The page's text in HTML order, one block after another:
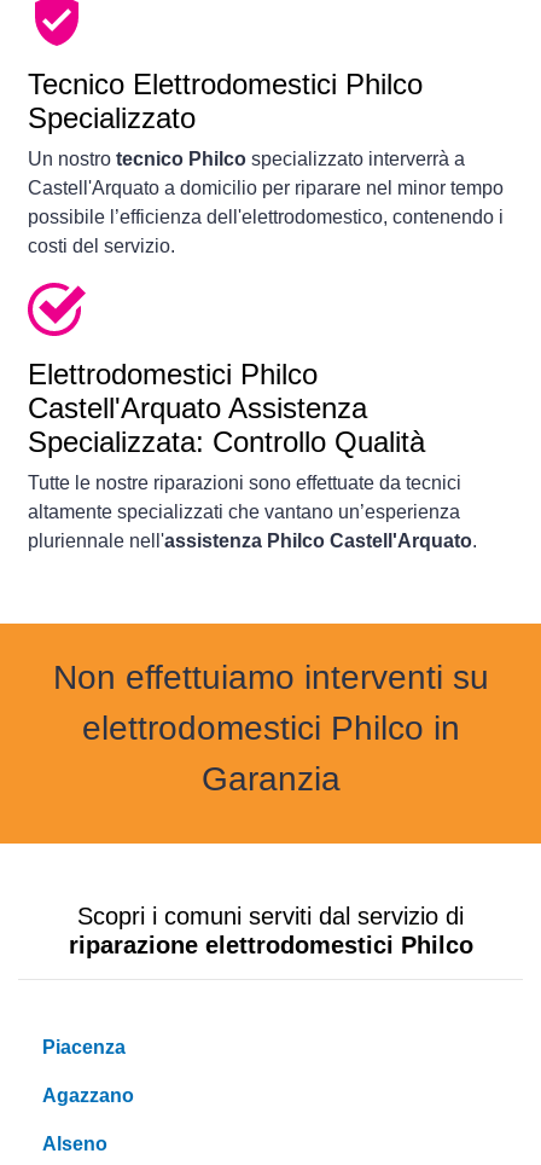
Tecnico Elettrodomestici Philco
Specializzato
Un nostro tecnico Philco specializzato interverrà a
Castell'Arquato a domicilio per riparare nel minor tempo
possibile l’efficienza dell'elettrodomestico, contenendo i
costi del servizio.
Elettrodomestici Philco
Castell'Arquato Assistenza
Specializzata: Controllo Qualità
Tutte le nostre riparazioni sono effettuate da tecnici
altamente specializzati che vantano un’esperienza
pluriennale nell'assistenza Philco Castell'Arquato.
Non effettuiamo interventi su
elettrodomestici Philco in
Garanzia
Scopri i comuni serviti dal servizio di
riparazione elettrodomestici Philco
Piacenza
Agazzano
Alseno